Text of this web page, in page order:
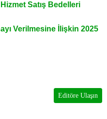
Satış Bedelleri
Verilmesine İlişkin 2025
Editöre Ulaşın